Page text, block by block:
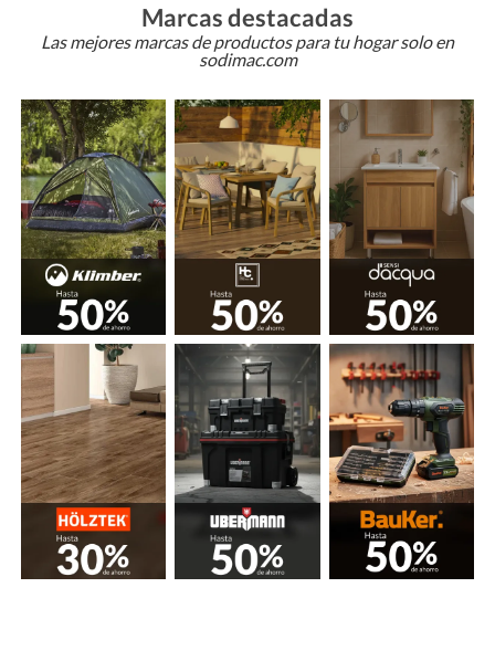
Marcas destacadas
Las mejores marcas de productos para tu hogar solo en
sodimac.com